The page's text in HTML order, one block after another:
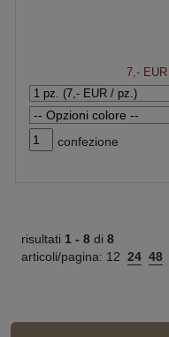
7,- EUR
confezione
risultati 1 - 8 di 8
articoli/pagina: 12 24 48